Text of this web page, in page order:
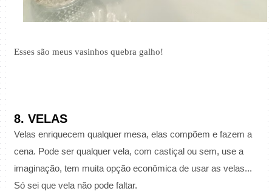
Esses são meus vasinhos quebra galho!
8. VELAS
Velas enriquecem qualquer mesa, elas compõem e fazem a
cena. Pode ser qualquer vela, com castiçal ou sem, use a
imaginação, tem muita opção econômica de usar as velas...
Só sei que vela não pode faltar.